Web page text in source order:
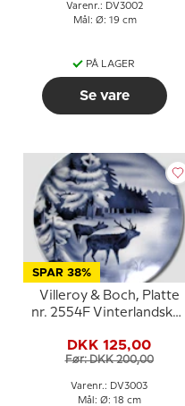
Varenr.: DV3002
Mål: Ø: 19 cm
PÅ LAGER
Se vare
SPAR 38%
Villeroy & Boch, Platte
nr. 2554F Vinterlandskab
DKK 125,00
Før: DKK 200,00
Varenr.: DV3003
Mål: Ø: 18 cm